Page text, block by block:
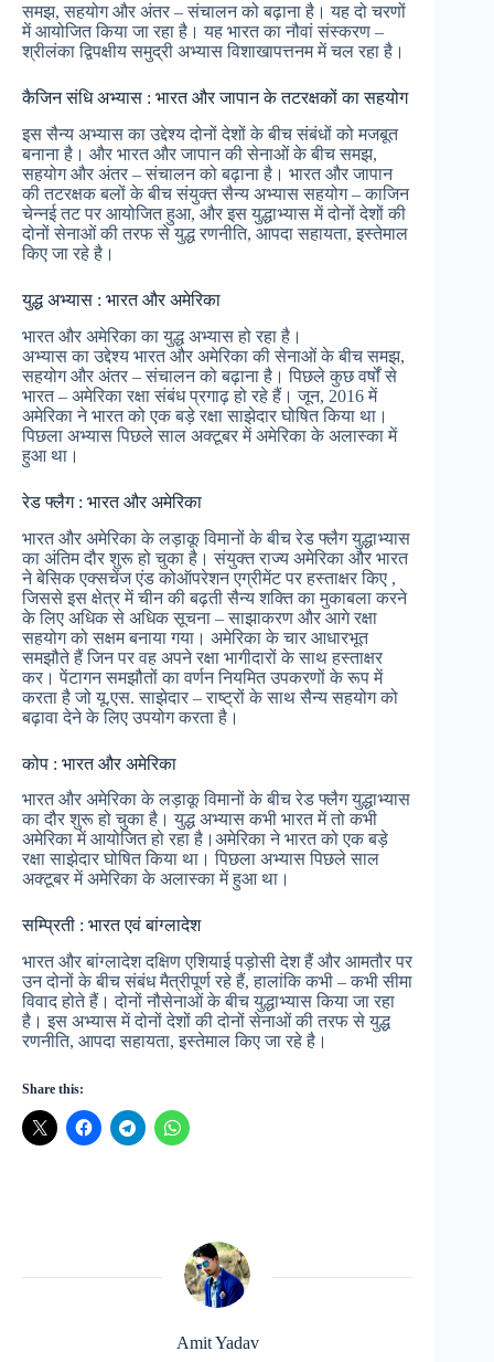
समझ, सहयोग और अंतर – संचालन को बढ़ाना है। यह दो चरणों
में आयोजित किया जा रहा है। यह भारत का नौवां संस्करण –
श्रीलंका द्विपक्षीय समुद्री अभ्यास विशाखापत्तनम में चल रहा है।
कैजिन संधि अभ्यास : भारत और जापान के तटरक्षकों का सहयोग
इस सैन्य अभ्यास का उद्देश्य दोनों देशों के बीच संबंधों को मजबूत
बनाना है। और भारत और जापान की सेनाओं के बीच समझ,
सहयोग और अंतर – संचालन को बढ़ाना है। भारत और जापान
की तटरक्षक बलों के बीच संयुक्त सैन्य अभ्यास सहयोग – काजिन
चेन्नई तट पर आयोजित हुआ, और इस युद्धाभ्यास में दोनों देशों की
दोनों सेनाओं की तरफ से युद्ध रणनीति, आपदा सहायता, इस्तेमाल
किए जा रहे है।
युद्ध अभ्यास : भारत और अमेरिका
भारत और अमेरिका का युद्ध अभ्यास हो रहा है।
अभ्यास का उद्देश्य भारत और अमेरिका की सेनाओं के बीच समझ,
सहयोग और अंतर – संचालन को बढ़ाना है। पिछले कुछ वर्षों से
भारत – अमेरिका रक्षा संबंध प्रगाढ़ हो रहे हैं। जून, 2016 में
अमेरिका ने भारत को एक बड़े रक्षा साझेदार घोषित किया था।
पिछला अभ्यास पिछले साल अक्टूबर में अमेरिका के अलास्का में
हुआ था।
रेड फ्लैग : भारत और अमेरिका
भारत और अमेरिका के लड़ाकू विमानों के बीच रेड फ्लैग युद्धाभ्यास
का अंतिम दौर शुरू हो चुका है। संयुक्त राज्य अमेरिका और भारत
ने बेसिक एक्सचेंज एंड कोऑपरेशन एग्रीमेंट पर हस्ताक्षर किए ,
जिससे इस क्षेत्र में चीन की बढ़ती सैन्य शक्ति का मुकाबला करने
के लिए अधिक से अधिक सूचना – साझाकरण और आगे रक्षा
सहयोग को सक्षम बनाया गया। अमेरिका के चार आधारभूत
समझौते हैं जिन पर वह अपने रक्षा भागीदारों के साथ हस्ताक्षर
कर। पेंटागन समझौतों का वर्णन नियमित उपकरणों के रूप में
करता है जो यू.एस. साझेदार – राष्ट्रों के साथ सैन्य सहयोग को
बढ़ावा देने के लिए उपयोग करता है।
कोप : भारत और अमेरिका
भारत और अमेरिका के लड़ाकू विमानों के बीच रेड फ्लैग युद्धाभ्यास
का दौर शुरू हो चुका है। युद्ध अभ्यास कभी भारत में तो कभी
अमेरिका में आयोजित हो रहा है।अमेरिका ने भारत को एक बड़े
रक्षा साझेदार घोषित किया था। पिछला अभ्यास पिछले साल
अक्टूबर में अमेरिका के अलास्का में हुआ था।
सम्प्रिती : भारत एवं बांग्लादेश
भारत और बांग्लादेश दक्षिण एशियाई पड़ोसी देश हैं और आमतौर पर
उन दोनों के बीच संबंध मैत्रीपूर्ण रहे हैं, हालांकि कभी – कभी सीमा
विवाद होते हैं। दोनों नौसेनाओं के बीच युद्धाभ्यास किया जा रहा
है। इस अभ्यास में दोनों देशों की दोनों सेनाओं की तरफ से युद्ध
रणनीति, आपदा सहायता, इस्तेमाल किए जा रहे है।
Share this:
Amit Yadav